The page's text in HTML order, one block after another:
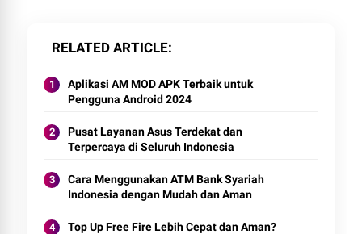
RELATED ARTICLE
Aplikasi AM MOD APK Terbaik untuk
Pengguna Android 2024
Pusat Layanan Asus Terdekat dan
Terpercaya di Seluruh Indonesia
Cara Menggunakan ATM Bank Syariah
Indonesia dengan Mudah dan Aman
Top Up Free Fire Lebih Cepat dan Aman?